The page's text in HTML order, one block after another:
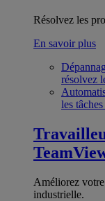
Résolvez les
En savoir plus
résolvez
les
Améliorez
industrielle.